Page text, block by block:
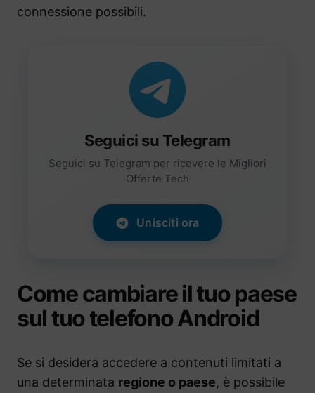
connessione possibili.
Seguici su Telegram
Seguici su Telegram per ricevere le Migliori
Offerte Tech
Unisciti ora
Come cambiare il tuo paese
sul tuo telefono Android
Se si desidera accedere a contenuti limitati a
una determinata regione o paese, è possibile